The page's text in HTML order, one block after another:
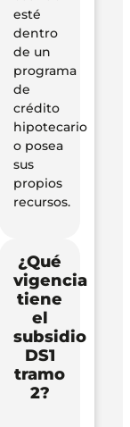
esté
dentro
de un
programa
de
crédito
hipotecario
o posea
sus
propios
recursos.
¿Qué
vigencia
tiene
el
subsidio
DS1
tramo
2?